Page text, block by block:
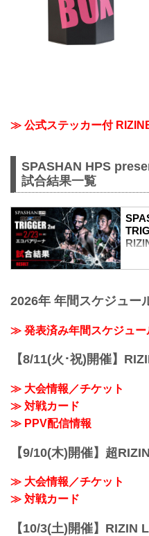
≫ 公式ステッカー付
SPASHAN HPS
試合結果一覧
流迦
2R
イキ
≫ 試
1R
グラ
2026年 年間スケジュー
≫ 発表済み年間スケジュー
【8/11(火･祝)開催】
≫ 大会情報／チケット
≫ 対戦カード
≫ PPV配信情報
【9/10(木)開催】超
≫ 大会情報／チケット
≫ 対戦カード
【10/3(土)開催】RIZIN